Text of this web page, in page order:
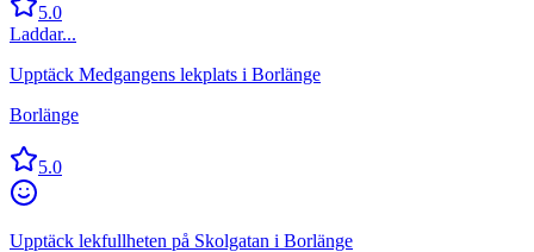
5.0
Laddar...
Upptäck Medgangens lekplats i Borlänge
Borlänge
5.0
Upptäck lekfullheten på Skolgatan i Borlänge